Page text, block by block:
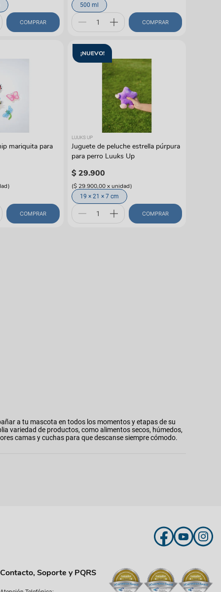
COMPRAR
500 ml
COMPRAR
mariquita para
)
COMPRAR
¡NUEVO!
LUUKS UP
Juguete de peluche estrella púrpura
para perro Luuks Up
$29.900
($ 29.900,00xunidad)
19 × 21 × 7 cm
COMPRAR
a tu mascota en todos los momentos y etapas de su
variedad de productos, como alimentos secos, húmedos,
camas y cuchas para que descanse siempre cómodo.
Contacto, Soporte y PQRS